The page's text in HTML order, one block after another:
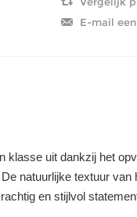
klasse uit dankzij het
natuurlijke textuur van
en stijlvol